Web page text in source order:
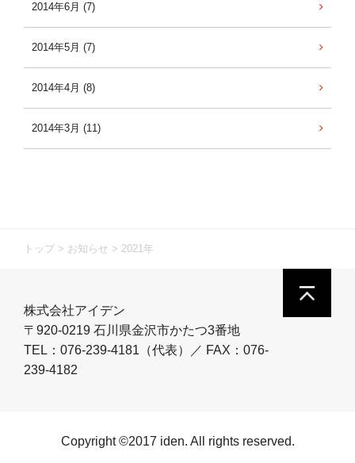
2014年6月 (7)
2014年5月 (7)
2014年4月 (8)
2014年3月 (11)
トップ > お知らせ > 2021年
株式会社アイデン
〒920-0219 石川県金沢市かたつ3番地
TEL：076-239-4181（代表）／ FAX：076-
239-4182
Copyright ©2017 iden. All rights reserved.